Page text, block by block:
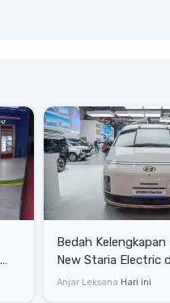
Bedah Kelengkapan
New Staria Electric
yang Dikenalkan di
Anjar Leksana Hari ini